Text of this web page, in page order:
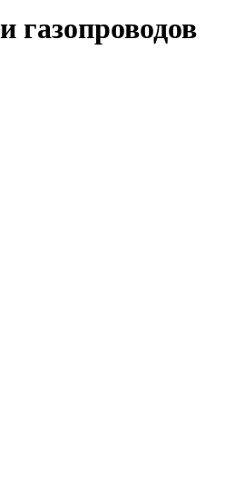
газопроводов